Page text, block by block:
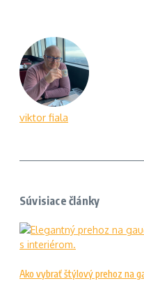
viktor fiala
Súvisiace články
Ako vybrať štýlový prehoz na